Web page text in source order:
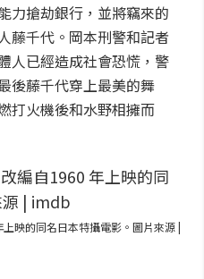
力搶劫銀行，並將竊來的
藤千代。岡本刑警和記者
人已經造成社會恐慌，警
後藤千代穿上最美的舞
打火機後和水野相擁而
映的同名日本特攝電影。圖片來源 |